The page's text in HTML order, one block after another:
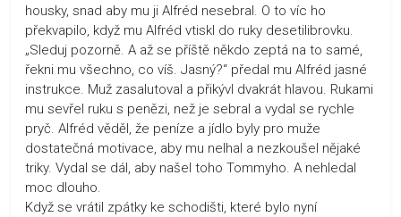
housky, snad aby mu ji Alfréd nesebral. O to víc ho
překvapilo, když mu Alfréd vtiskl do ruky desetilibrovku.
„Sleduj pozorně. A až se příště někdo zeptá na to samé,
řekni mu všechno, co víš. Jasný?“ předal mu Alfréd jasné
instrukce. Muž zasalutoval a přikývl dvakrát hlavou. Rukami
mu sevřel ruku s penězi, než je sebral a vydal se rychle
pryč. Alfréd věděl, že peníze a jídlo byly pro muže
dostatečná motivace, aby mu nelhal a nezkoušel nějaké
triky. Vydal se dál, aby našel toho Tommyho. A nehledal
moc dlouho.
Když se vrátil zpátky ke schodišti, které bylo nyní